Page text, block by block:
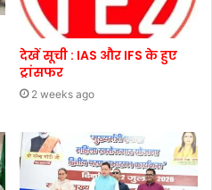
देखें सूची : IAS और IFS के हुए
ट्रांसफर
2 weeks ago